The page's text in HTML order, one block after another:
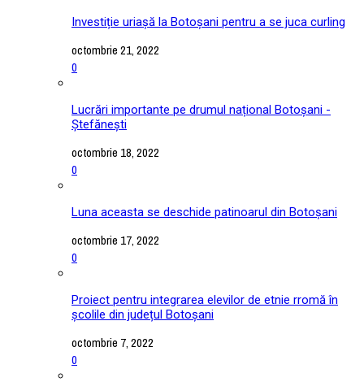
Investiție uriașă la Botoșani pentru a se juca curling
octombrie 21, 2022
0
Lucrări importante pe drumul național Botoșani -
Ștefănești
octombrie 18, 2022
0
Luna aceasta se deschide patinoarul din Botoșani
octombrie 17, 2022
0
Proiect pentru integrarea elevilor de etnie rromă în
școlile din județul Botoșani
octombrie 7, 2022
0